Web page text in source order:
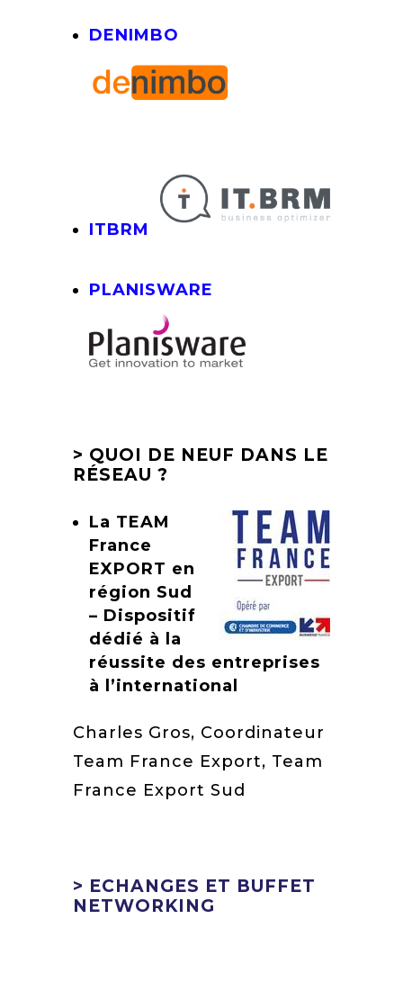
DENIMBO
ITBRM
PLANISWARE
> QUOI DE NEUF DANS LE
RÉSEAU ?
La TEAM
France
EXPORT en
région Sud
– Dispositif
dédié à la
réussite des entreprises
à l’international
Charles Gros, Coordinateur
Team France Export, Team
France Export Sud
> ECHANGES ET BUFFET
NETWORKING